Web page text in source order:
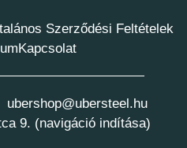
Szerződési Feltételek
Kapcsolat
ubershop@ubersteel.hu
9. (navigáció indítása)